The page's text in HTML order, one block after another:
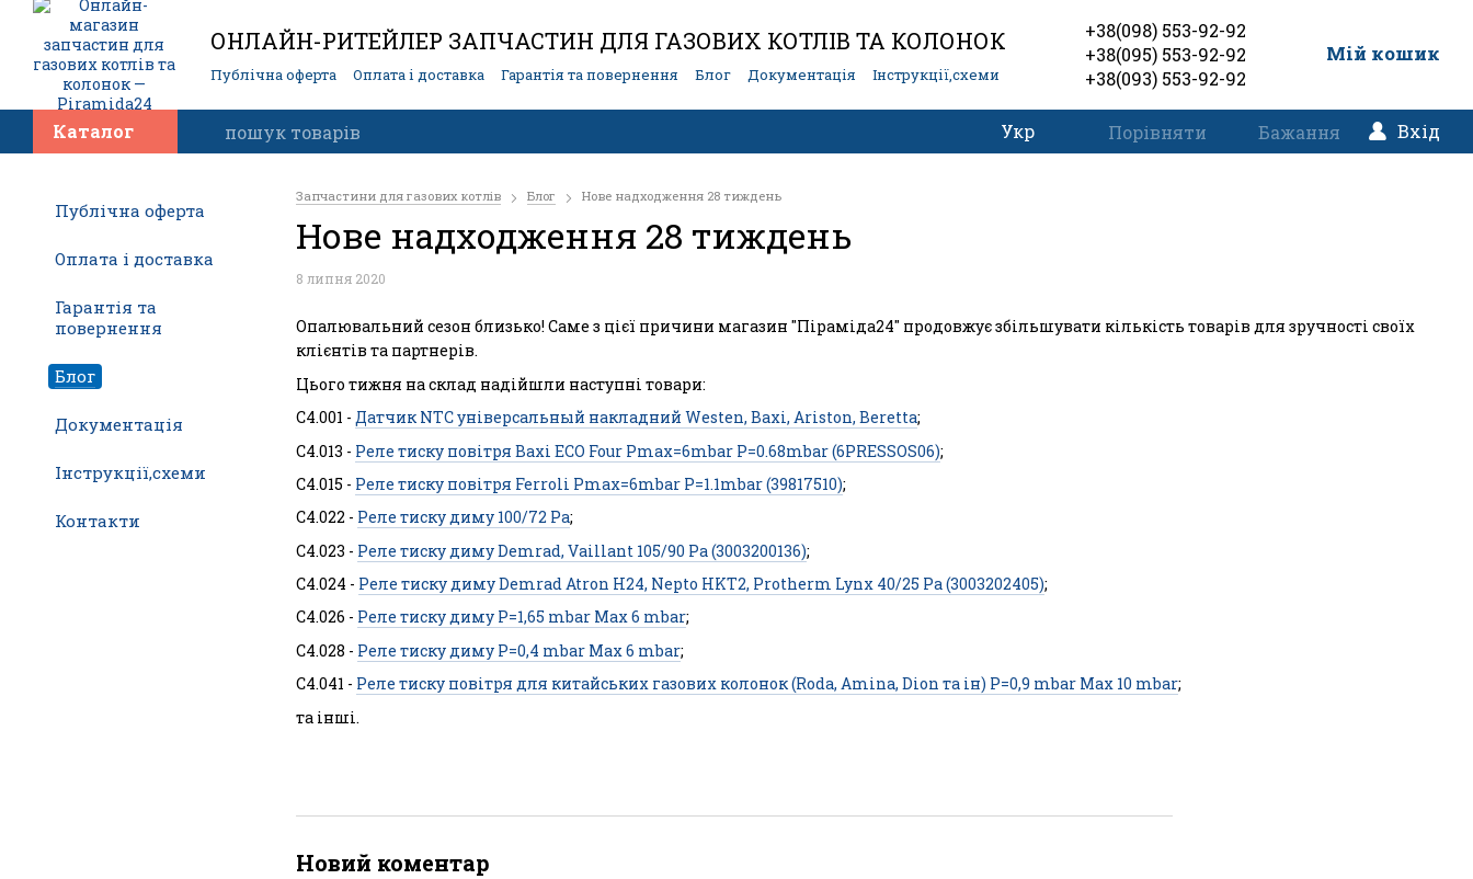
ОНЛАЙН-РИТЕЙЛЕР ЗАПЧАСТИН ДЛЯ ГАЗОВИХ КОТЛІВ ТА КОЛОНОК
Публічна оферта Оплата і доставка Гарантія та повернення Блог Документація
Інструкції,схеми
+38(098) 553-92-92
+38(095) 553-92-92
+38(093) 553-92-92
Мій кошик
Каталог Укр Порівняти Бажання Вхід
Запчастини для газових котлів Блог Нове надходження 28 тиждень
Нове надходження 28 тиждень
8 липня 2020
Опалювальний сезон близько! Саме з цієї причини магазин "Піраміда24" продовжує збільшувати кількість товарів для зручності своїх
клієнтів та партнерів.
Цього тижня на склад надійшли наступні товари:
С4.001 - Датчик NTC універсальный накладний Westen, Baxi, Ariston, Beretta;
С4.013 - Реле тиску повітря Baxi ECO Four Pmax=6mbar P=0.68mbar (6PRESSOS06);
C4.015 - Реле тиску повітря Ferroli Pmax=6mbar P=1.1mbar (39817510);
C4.022 - Реле тиску диму 100/72 Pa;
C4.023 - Реле тиску диму Demrad, Vaillant 105/90 Pa (3003200136);
C4.024 - Реле тиску диму Demrad Atron H24, Nepto HKT2, Protherm Lynx 40/25 Pa (3003202405);
C4.026 - Реле тиску диму P=1,65 mbar Max 6 mbar;
C4.028 - Реле тиску диму P=0,4 mbar Max 6 mbar;
C4.041 - Реле тиску повітря для китайських газових колонок (Roda, Amina, Dion та ін) P=0,9 mbar Max 10 mbar;
та інші.
Новий коментар
Публічна оферта
Оплата і доставка
Гарантія та
повернення
Блог
Документація
Інструкції,схеми
Контакти